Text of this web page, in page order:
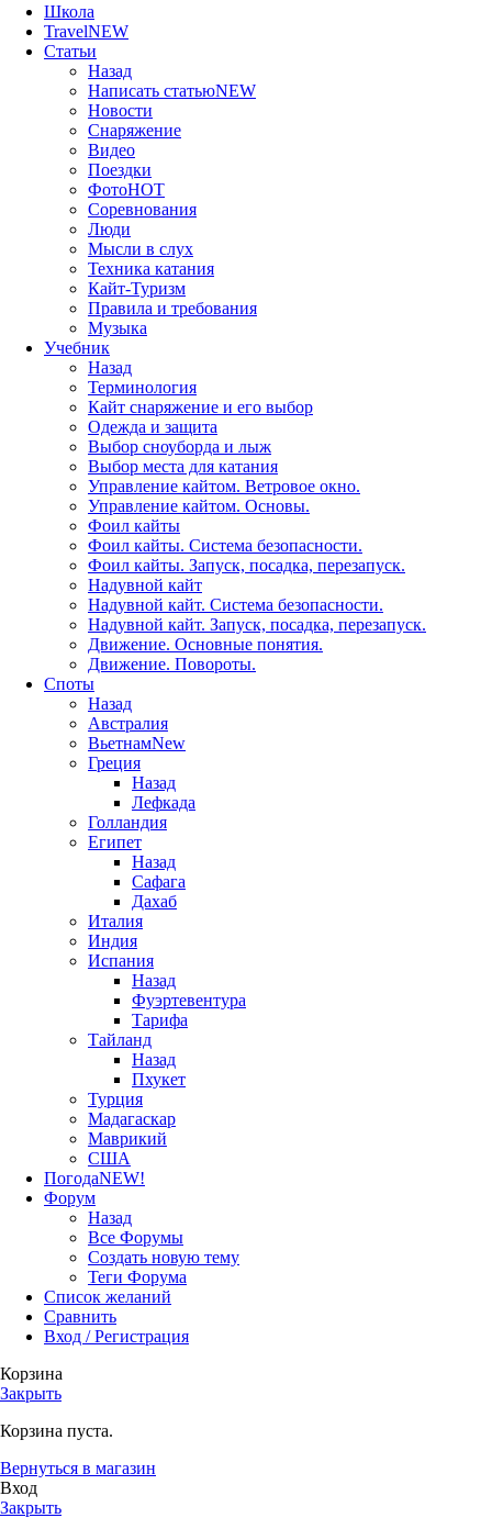
Школа
TravelNEW
Статьи
Назад
Написать статьюNEW
Новости
Снаряжение
Видео
Поездки
ФотоHOT
Соревнования
Люди
Мысли в слух
Техника катания
Кайт-Туризм
Правила и требования
Музыка
Учебник
Назад
Терминология
Кайт снаряжение и его выбор
Одежда и защита
Выбор сноуборда и лыж
Выбор места для катания
Управление кайтом. Ветровое окно.
Управление кайтом. Основы.
Фоил кайты
Фоил кайты. Система безопасности.
Фоил кайты. Запуск, посадка, перезапуск.
Надувной кайт
Надувной кайт. Система безопасности.
Надувной кайт. Запуск, посадка, перезапуск.
Движение. Основные понятия.
Движение. Повороты.
Споты
Назад
Австралия
ВьетнамNew
Греция
Назад
Лефкада
Голландия
Египет
Назад
Сафага
Дахаб
Италия
Индия
Испания
Назад
Фуэртевентура
Тарифа
Тайланд
Назад
Пхукет
Турция
Мадагаскар
Маврикий
США
ПогодаNEW!
Форум
Назад
Все Форумы
Создать новую тему
Теги Форума
Список желаний
Сравнить
Вход / Регистрация
Корзина
Закрыть
Корзина пуста.
Вернуться в магазин
Вход
Закрыть